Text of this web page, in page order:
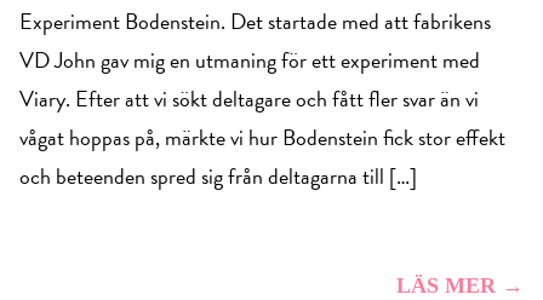
Experiment Bodenstein. Det startade med att fabrikens
VD John gav mig en utmaning för ett experiment med
Viary. Efter att vi sökt deltagare och fått fler svar än vi
vågat hoppas på, märkte vi hur Bodenstein fick stor effekt
och beteenden spred sig från deltagarna till […]
LÄS MER →